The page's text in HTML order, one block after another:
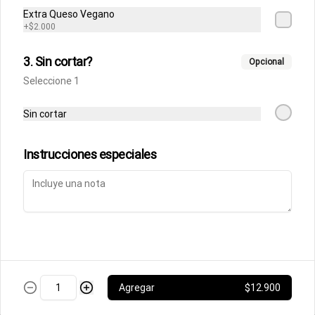
Cuatro unidades con tomates cherry
Caprese
$12.200
Extra Queso Vegano
+$2.000
3. Sin cortar? Opcional
Seleccione 1
Sin cortar
Instrucciones especiales
Agregar $12.900